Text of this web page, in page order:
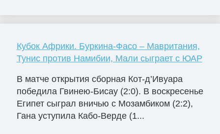
Кубок Африки. Буркина-Фасо – Мавритания,
Тунис против Намибии, Мали сыграет с ЮАР
В матче открытия сборная Кот-д’Ивуара
победила Гвинею-Бисау (2:0). В воскресенье
Египет сыграл вничью с Мозамбиком (2:2),
Гана уступила Кабо-Верде (1...